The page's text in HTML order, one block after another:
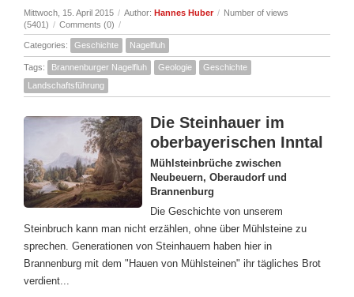
Mittwoch, 15. April 2015 / Author: Hannes Huber / Number of views
(5401) / Comments (0) /
Categories: Geschichte Nagelfluh
Tags: Brannenburger Nagelfluh Geologie
Geschichte
Landschaftsführung
Die Steinhauer im
oberbayerischen Inntal
Mühlsteinbrüche zwischen
Neubeuern, Oberaudorf und
Brannenburg
Die Geschichte von unserem
Steinbruch kann man nicht erzählen, ohne über Mühlsteine zu
sprechen. Generationen von Steinhauern haben hier in
Brannenburg mit dem "Hauen von Mühlsteinen" ihr tägliches Brot
verdient...